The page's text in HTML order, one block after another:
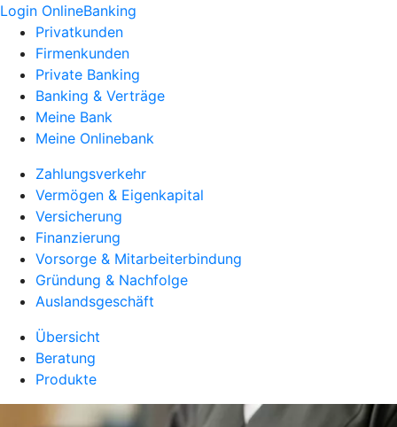
Login OnlineBanking
Privatkunden
Firmenkunden
Private Banking
Banking & Verträge
Meine Bank
Meine Onlinebank
Zahlungsverkehr
Vermögen & Eigenkapital
Versicherung
Finanzierung
Vorsorge & Mitarbeiterbindung
Gründung & Nachfolge
Auslandsgeschäft
Übersicht
Beratung
Produkte